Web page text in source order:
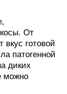
От
вкус готовой
патогенной
диких
можно